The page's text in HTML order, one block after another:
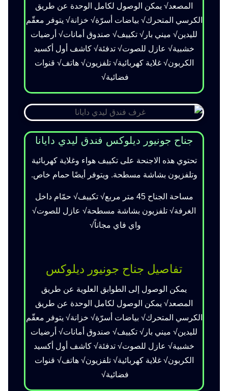
المصعد√ يمكن الوصول لكامل الوحدة عن طريق
الكرسي المتحرك√ بياضات أسرّة√ خزانة√ يتوفر معقّم
لليدين√ ميني بار√ تكييف√ صندوق أمانات√ أرضيات
خشبية√ عازل للصوت√ تدفئة√ كاشف أول أكسيد
الكربون√ غلاية كهربائية√ تلفزيون√ هاتف√ قنوات
فضائية√
جناح جونيور ديلوكس فندق ليدي دايانا
تحتوي هذه الاجنحة على تكييف هواء وغلاية كهربائية
وتلفزيون بشاشة مسطحة. ويتوفر أيضًا حمام خاص.
مساحة الجناح 45 متر مربع√ تكييف√ حمّام داخل
الغرفة√ تلفزيون بشاشة مسطحة√ عازل للصوت√
واي فاي مجاناً√
تفاصيل جناح جونيور ديلوكس
يمكن الوصول إلى الطوابق العلوية عن طريق
المصعد√ يمكن الوصول لكامل الوحدة عن طريق
الكرسي المتحرك√ بياضات أسرّة√ خزانة√ يتوفر معقّم
لليدين√ ميني بار√ تكييف√ صندوق أمانات√ أرضيات
خشبية√ عازل للصوت√ تدفئة√ كاشف أول أكسيد
الكربون√ غلاية كهربائية√ تلفزيون√ هاتف√ قنوات
فضائية√